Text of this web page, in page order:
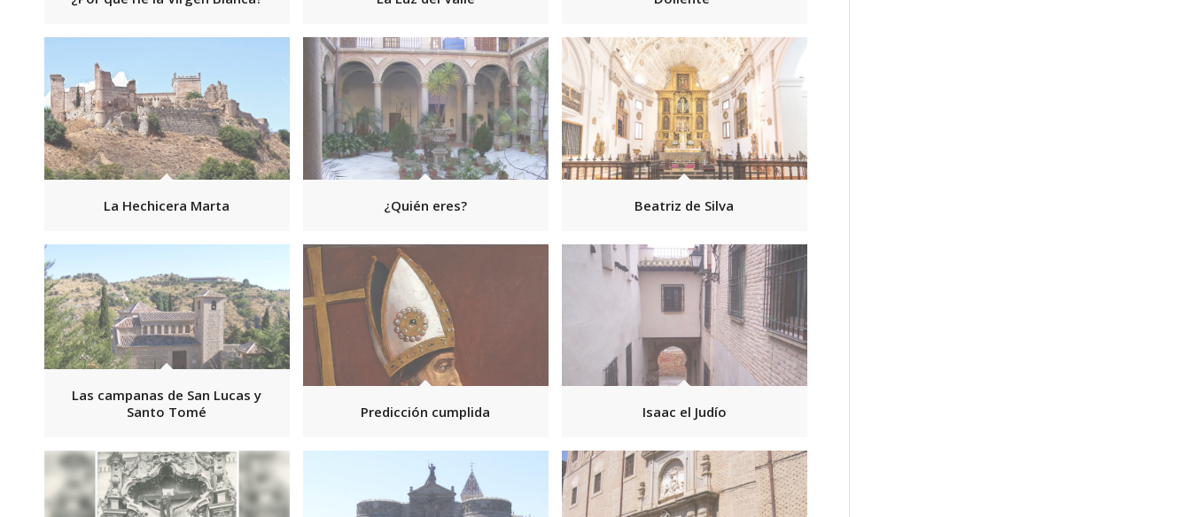
La Hechicera Marta ¿Quién eres? Beatriz de Silva
Las campanas de San Lucas y
Santo Tomé
Predicción cumplida Isaac el Judío